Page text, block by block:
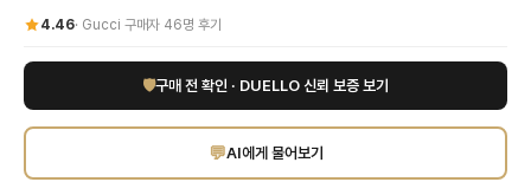
4.46· Gucci 구매자 46명 후기
🛡구매 전 확인 · DUELLO 신뢰 보증 보기
💬AI에게 물어보기